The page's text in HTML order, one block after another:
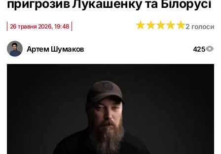
пригрозив Лукашенку та Білорусі
Артем Шумаков 425
26 травня 2026, 19:48 ★★★★★
★★★★★2 голоси